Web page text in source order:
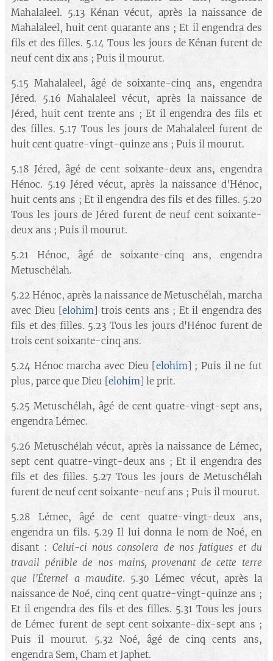
Mahalaleel. 5.13 Kénan vécut, après la naissance de
Mahalaleel, huit cent quarante ans ; Et il engendra des
fils et des filles. 5.14 Tous les jours de Kénan furent de
neuf cent dix ans ; Puis il mourut.
5.15 Mahalaleel, âgé de soixante-cinq ans, engendra
Jéred. 5.16 Mahalaleel vécut, après la naissance de
Jéred, huit cent trente ans ; Et il engendra des fils et
des filles. 5.17 Tous les jours de Mahalaleel furent de
huit cent quatre-vingt-quinze ans ; Puis il mourut.
5.18 Jéred, âgé de cent soixante-deux ans, engendra
Hénoc. 5.19 Jéred vécut, après la naissance d'Hénoc,
huit cents ans ; Et il engendra des fils et des filles. 5.20
Tous les jours de Jéred furent de neuf cent soixante-
deux ans ; Puis il mourut.
5.21 Hénoc, âgé de soixante-cinq ans, engendra
Metuschélah.
5.22 Hénoc, après la naissance de Metuschélah, marcha
avec Dieu [elohim] trois cents ans ; Et il engendra des
fils et des filles. 5.23 Tous les jours d'Hénoc furent de
trois cent soixante-cinq ans.
5.24 Hénoc marcha avec Dieu [elohim] ; Puis il ne fut
plus, parce que Dieu [elohim] le prit.
5.25 Metuschélah, âgé de cent quatre-vingt-sept ans,
engendra Lémec.
5.26 Metuschélah vécut, après la naissance de Lémec,
sept cent quatre-vingt-deux ans ; Et il engendra des
fils et des filles. 5.27 Tous les jours de Metuschélah
furent de neuf cent soixante-neuf ans ; Puis il mourut.
5.28 Lémec, âgé de cent quatre-vingt-deux ans,
engendra un fils. 5.29 Il lui donna le nom de Noé, en
disant : Celui-ci nous consolera de nos fatigues et du
travail pénible de nos mains, provenant de cette terre
que l'Éternel a maudite. 5.30 Lémec vécut, après la
naissance de Noé, cinq cent quatre-vingt-quinze ans ;
Et il engendra des fils et des filles. 5.31 Tous les jours
de Lémec furent de sept cent soixante-dix-sept ans ;
Puis il mourut. 5.32 Noé, âgé de cinq cents ans,
engendra Sem, Cham et Japhet.